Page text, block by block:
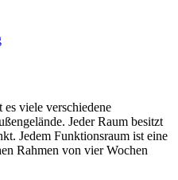
viele verschiedene
Jeder Raum besitzt
Jedem Funktionsraum ist eine
Rahmen von vier Wochen